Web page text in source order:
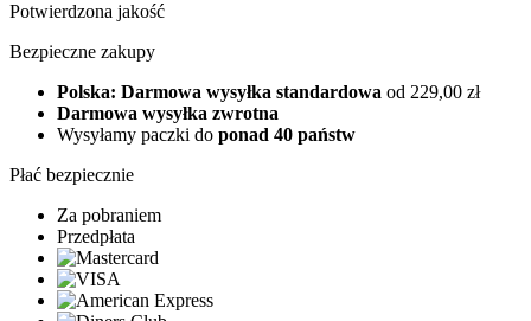
Potwierdzona jakość
Bezpieczne zakupy
Polska: Darmowa wysyłka standardowa od 229,00 zł
Darmowa wysyłka zwrotna
Wysyłamy paczki do ponad 40 państw
Płać bezpiecznie
Za pobraniem
Przedpłata